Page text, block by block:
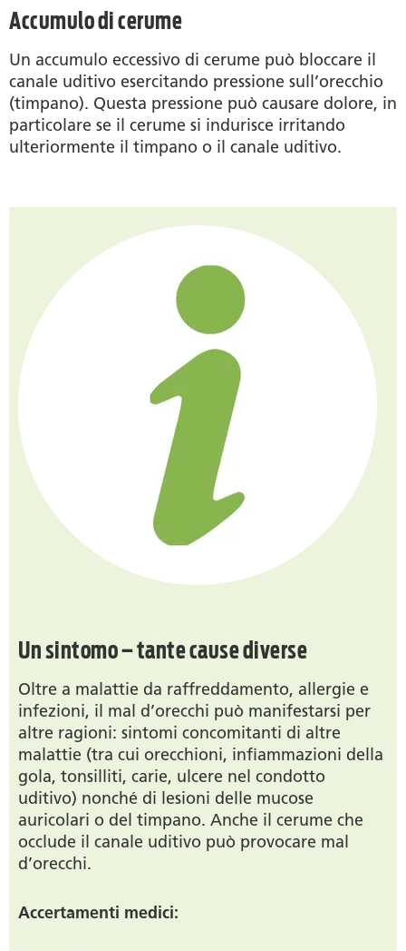
Accumulo di cerume
Un accumulo eccessivo di cerume può bloccare il
canale uditivo esercitando pressione sull’orecchio
(timpano). Questa pressione può causare dolore, in
particolare se il cerume si indurisce irritando
ulteriormente il timpano o il canale uditivo.
Un sintomo – tante cause diverse
Oltre a malattie da raffreddamento, allergie e
infezioni, il mal d’orecchi può manifestarsi per
altre ragioni: sintomi concomitanti di altre
malattie (tra cui orecchioni, infiammazioni della
gola, tonsilliti, carie, ulcere nel condotto
uditivo) nonché di lesioni delle mucose
auricolari o del timpano. Anche il cerume che
occlude il canale uditivo può provocare mal
d’orecchi.
Accertamenti medici: